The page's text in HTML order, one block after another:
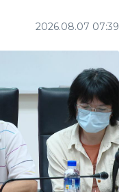
2026.08.07 07:39